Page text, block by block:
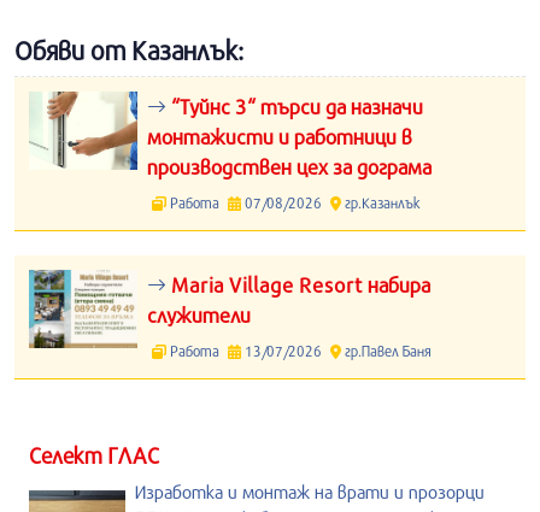
Обяви от Казанлък:
“Туйнс 3“ търси да назначи
монтажисти и работници в
производствен цех за дограма
Работа 07/08/2026 гр.Казанлък
Maria Village Resort набира
служители
Работа 13/07/2026 гр.Павел Баня
Селект ГЛАС
Изработка и монтаж на врати и прозорци